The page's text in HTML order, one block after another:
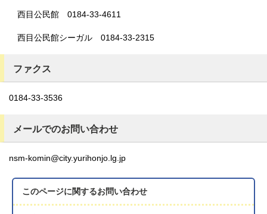
西目公民館 0184-33-4611
西目公民館シーガル 0184-33-2315
ファクス
0184-33-3536
メールでのお問い合わせ
nsm-komin@city.yurihonjo.lg.jp
このページに関するお問い合わせ